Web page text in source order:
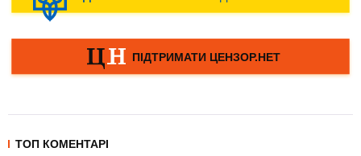
ТОП КОМЕНТАРІ